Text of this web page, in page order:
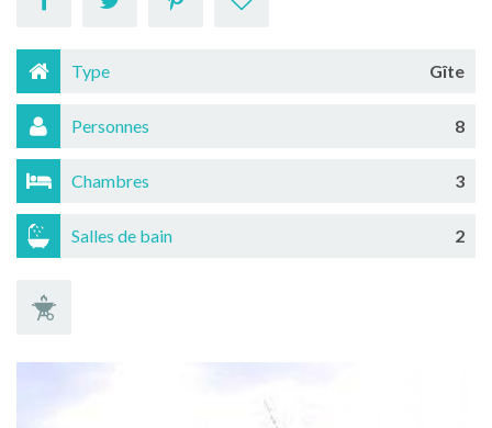
Type Gîte
Personnes 8
Chambres 3
Salles de bain 2